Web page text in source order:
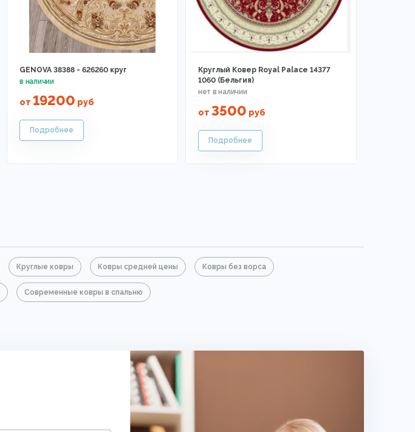
GENOVA 38388 - 626260 круг
от 19200 руб
Круглый Ковер Royal Palace 14377
1060 (Бельгия)
от 3500 руб
Круглые ковры Ковры средней цены Ковры без ворса
Современные ковры в спальню